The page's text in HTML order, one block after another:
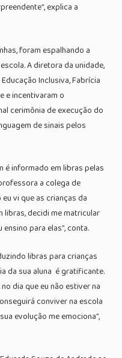
explica a
foram espalhando a
A diretora da unidade,
Inclusiva, Fabrícia
e incentivaram o
cerimônia de execução do
de sinais pelos
é informado em libras pelas
a colega de
vi que as crianças da
libras, decidi me matricular
para elas”, conta.
libras para crianças
da sua aluna é gratificante.
dia que eu não estiver na
conviver na escola
evolução me emociona”,